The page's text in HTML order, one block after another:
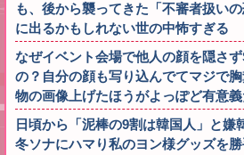
も、後から襲ってきた「不審者扱い
に出るかもしれない世の中怖すぎる
なぜイベント会場で他人の顔を隠さ
の？自分の顔も写り込んでてマジで
物の画像上げたほうがよっぽど有意
日頃から「泥棒の9割は韓国人」と嫌
冬ソナにハマり私のヨン様グッズを勝